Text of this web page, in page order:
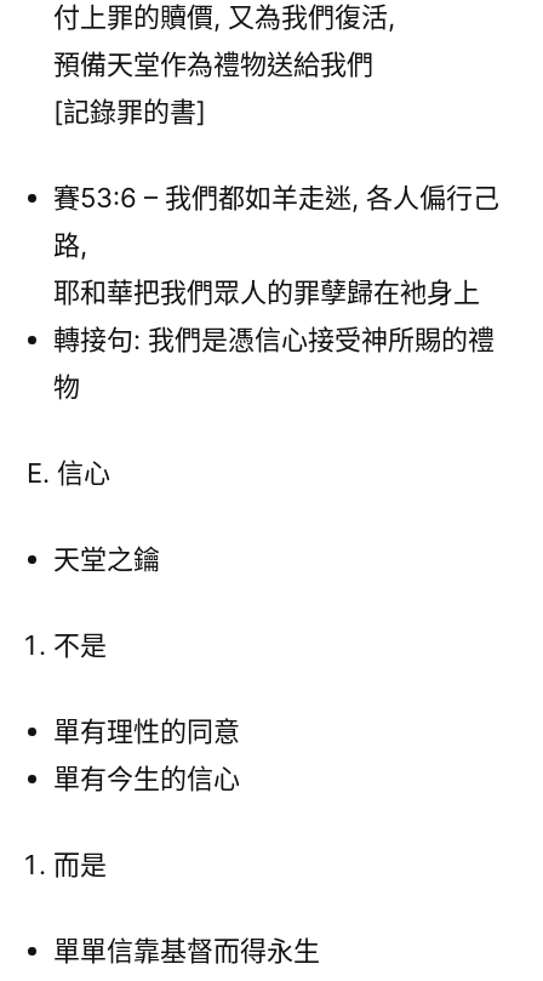
付上罪的贖價, 又為我們復活,
預備天堂作為禮物送給我們
[記錄罪的書]
賽53:6 – 我們都如羊走迷, 各人偏行己
路,
耶和華把我們眾人的罪孽歸在衪身上
轉接句: 我們是憑信心接受神所賜的禮
物
E. 信心
天堂之鑰
不是
單有理性的同意
單有今生的信心
而是
單單信靠基督而得永生